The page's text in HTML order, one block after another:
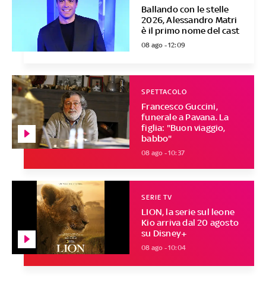
Ballando con le stelle
2026, Alessandro Matri
è il primo nome del cast
08 ago - 12:09
Francesco Guccini,
funerale a Pavana. La
figlia: "Buon viaggio,
babbo"
SPETTACOLO
08 ago - 10:37
LION, la serie sul leone
Kio arriva dal 20 agosto
su Disney+
SERIE TV
08 ago - 10:04